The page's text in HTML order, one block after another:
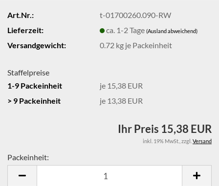
Art.Nr.:
t-01700260.090-RW
Lieferzeit:
ca. 1-2 Tage(Ausland abweichend)
Versandgewicht: 0.72 kg je Packeinheit
Staffelpreise
1-9 Packeinheit
je 15,38 EUR
> 9 Packeinheit
je 13,38 EUR
Ihr Preis 15,38 EUR
inkl. 19% MwSt. zzgl. Versand
Packeinheit: